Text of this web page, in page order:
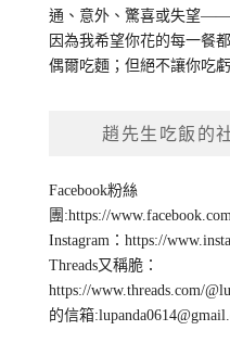
通、意外、驚喜或失望——
因為我希望你花的每一餐
偶爾吃麵；但絕不讓你吃虧
趙先生吃飯的
Facebook粉絲
團:https://
Instagram：https://
Threads又稱脆：
https://www.threads.com/
的信箱: